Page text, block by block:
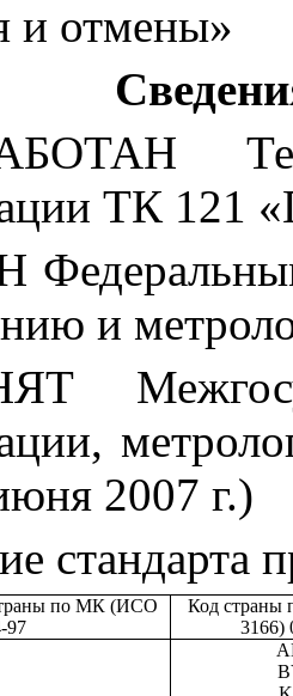
и отмены»
ТК 121
и
,
2007 г.)
стандарта
по МК(ИСО
-97
Код страны
3166)